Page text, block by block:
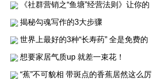
《社群营销之“鱼塘”经营法则》让你的
揭秘勾魂写作的3大步骤
世界上最好的3种“长寿药” 全是免费的
想要家居气质up 就差一束花！
“蕉”不可貌相 带斑点的香蕉居然这么厉